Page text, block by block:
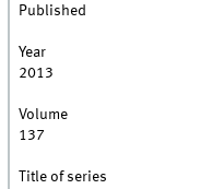
Published
Year
2013
Volume
137
Title of series